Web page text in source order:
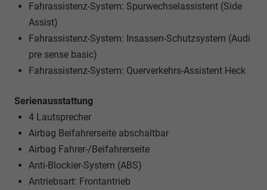
Fahrassistenz-System: Spurwechselassistent (Side
Assist)
Fahrassistenz-System: Insassen-Schutzsystem (Audi
pre sense basic)
Fahrassistenz-System: Querverkehrs-Assistent Heck
Serienausstattung
4 Lautsprecher
Airbag Beifahrerseite abschaltbar
Airbag Fahrer-/Beifahrerseite
Anti-Blockier-System (ABS)
Antriebsart: Frontantrieb